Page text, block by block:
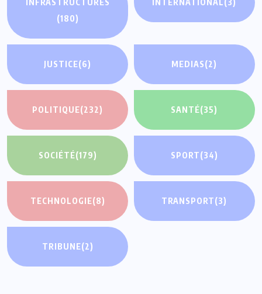
(180)
JUSTICE(6) MEDIAS(2)
POLITIQUE(232) SANTÉ(35)
SOCIÉTÉ(179) SPORT(34)
TECHNOLOGIE(8) TRANSPORT(3)
TRIBUNE(2)